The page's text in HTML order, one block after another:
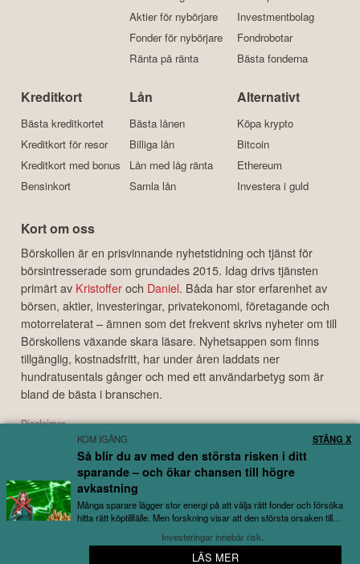
Aktier för nybörjare
Fonder för nybörjare
Ränta på ränta
Investmentbolag
Fondrobotar
Bästa fonderna
Kreditkort
Bästa kreditkortet
Kreditkort för resor
Kreditkort med bonus
Bensinkort
Lån
Bästa lånen
Billiga lån
Lån med låg ränta
Samla lån
Alternativt
Köpa krypto
Bitcoin
Ethereum
Investera i guld
Kort om oss
Börskollen är en prisvinnande nyhetstidning och tjänst för
börsintresserade som grundades 2015. Idag drivs tjänsten
primärt av Kristofferoch Daniel. Båda har stor erfarenhet av
börsen, aktier, investeringar, privatekonomi, företagande och
motorrelaterat – ämnen som det frekvent skrivs nyheter om till
Börskollens växande skara läsare. Nyhetsappen som finns
tillgänglig, kostnadsfritt, har under åren laddats ner
hundratusentals gånger och med ett användarbetyg som är
bland de bästa i branschen.
Disclaimer
Börskollen Sverige AB ("Börskollen") är inte finansiella rådgivare, står inte under
finansinspektionens tillsyn och ger inga råd till dig. Detta innebär att
investeringsbeslut baserade på information som direkt eller indirekt härrörande
från Börskollen eller personer med koppling till Börskollen, alltid fattas
självständigt av investeraren. Börskollen frånsäger sig allt ansvar för eventuell
förlust eller skada av vad slag det må vara som grundar sig på användandet av
material härrörande från tjänsten Börskollen.
Börskollen Sverige AB. All rights reserved.
📱 Kom igång med bolagsbevakning på 3 minuter
KOM IGÅNG
Så blir du av med den största risken i ditt
sparande – och ökar chansen till högre
avkastning
Många sparare lägger stor energi på att välja rätt fonder och försöka
hitta rätt köptillfälle. Men forskning visar att den största orsaken till
utebliven avkastning...Investeringar innebär risk.
LÄS MER
STÄNG X